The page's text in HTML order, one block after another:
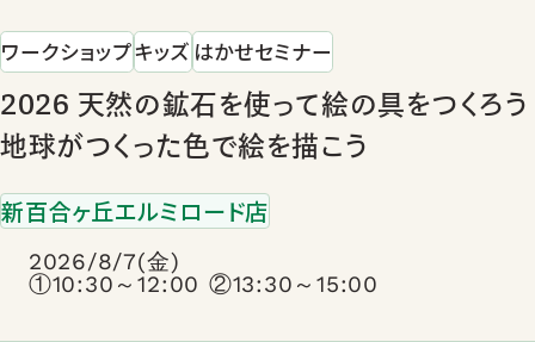
ワークショップキッズ はかせセミナー
2026 天然の鉱石を使って絵の具をつくろう
地球がつくった色で絵を描こう
新百合ヶ丘エルミロード店
2026/8/7(金)
①10:30～12:00 ②13:30～15:00